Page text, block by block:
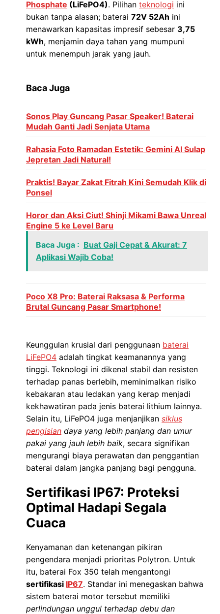
Phosphate (LiFePO4). Pilihan teknologi ini
bukan tanpa alasan; baterai 72V 52Ah ini
menawarkan kapasitas impresif sebesar 3,75
kWh, menjamin daya tahan yang mumpuni
untuk menempuh jarak yang jauh.
Baca Juga
Sonos Play Guncang Pasar Speaker! Baterai
Mudah Ganti Jadi Senjata Utama
Rahasia Foto Ramadan Estetik: Gemini AI Sulap
Jepretan Jadi Natural!
Praktis! Bayar Zakat Fitrah Kini Semudah Klik di
Ponsel
Horor dan Aksi Ciut! Shinji Mikami Bawa Unreal
Engine 5 ke Level Baru
Baca Juga : Buat Gaji Cepat & Akurat: 7
Aplikasi Wajib Coba!
Poco X8 Pro: Baterai Raksasa & Performa
Brutal Guncang Pasar Smartphone!
Keunggulan krusial dari penggunaan baterai
LiFePO4 adalah tingkat keamanannya yang
tinggi. Teknologi ini dikenal stabil dan resisten
terhadap panas berlebih, meminimalkan risiko
kebakaran atau ledakan yang kerap menjadi
kekhawatiran pada jenis baterai lithium lainnya.
Selain itu, LiFePO4 juga menjanjikan siklus
pengisian daya yang lebih panjang dan umur
pakai yang jauh lebih baik, secara signifikan
mengurangi biaya perawatan dan penggantian
baterai dalam jangka panjang bagi pengguna.
Sertifikasi IP67: Proteksi
Optimal Hadapi Segala
Cuaca
Kenyamanan dan ketenangan pikiran
pengendara menjadi prioritas Polytron. Untuk
itu, baterai Fox 350 telah mengantongi
sertifikasi IP67. Standar ini menegaskan bahwa
sistem baterai motor tersebut memiliki
perlindungan unggul terhadap debu dan